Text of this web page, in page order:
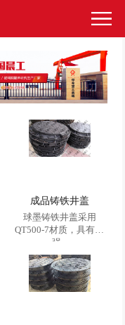
成品铸铁井盖
球墨铸铁井盖采用
QT500-7材质，具有较
强...